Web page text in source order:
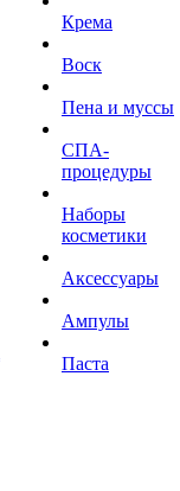
Крема
Воск
Пена и муссы
СПА-
процедуры
Наборы
косметики
Аксессуары
Ампулы
Паста